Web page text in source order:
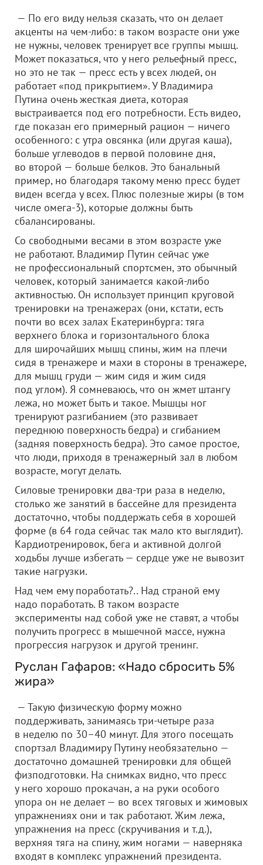
— По его виду нельзя сказать, что он делает
акценты на чем-либо: в таком возрасте они уже
не нужны, человек тренирует все группы мышц.
Может показаться, что у него рельефный пресс,
но это не так — пресс есть у всех людей, он
работает «под прикрытием». У Владимира
Путина очень жесткая диета, которая
выстраивается под его потребности. Есть видео,
где показан его примерный рацион — ничего
особенного: с утра овсянка (или другая каша),
больше углеводов в первой половине дня,
во второй — больше белков. Это банальный
пример, но благодаря такому меню пресс будет
виден всегда у всех. Плюс полезные жиры (в том
числе омега-3), которые должны быть
сбалансированы.
Со свободными весами в этом возрасте уже
не работают. Владимир Путин сейчас уже
не профессиональный спортсмен, это обычный
человек, который занимается какой-либо
активностью. Он использует принцип круговой
тренировки на тренажерах (они, кстати, есть
почти во всех залах Екатеринбурга: тяга
верхнего блока и горизонтального блока
для широчайших мышц спины, жим на плечи
сидя в тренажере и махи в стороны в тренажере,
для мышц груди — жим сидя и жим сидя
под углом). Я сомневаюсь, что он жмет штангу
лежа, но может быть и такое. Мышцы ног
тренируют разгибанием (это развивает
переднюю поверхность бедра) и сгибанием
(задняя поверхность бедра). Это самое простое,
что люди, приходя в тренажерный зал в любом
возрасте, могут делать.
Силовые тренировки два-три раза в неделю,
столько же занятий в бассейне для президента
достаточно, чтобы поддержать себя в хорошей
форме (в 64 года сейчас так мало кто выглядит).
Кардиотренировок, бега и активной долгой
ходьбы лучше избегать — сердце уже не вывозит
такие нагрузки.
Над чем ему поработать?.. Над страной ему
надо поработать. В таком возрасте
эксперименты над собой уже не ставят, а чтобы
получить прогресс в мышечной массе, нужна
прогрессия нагрузок и другой тренинг.
Руслан Гафаров: «Надо сбросить 5%
жира»
— Такую физическую форму можно
поддерживать, занимаясь три-четыре раза
в неделю по 30–40 минут. Для этого посещать
спортзал Владимиру Путину необязательно —
достаточно домашней тренировки для общей
физподготовки. На снимках видно, что пресс
у него хорошо прокачан, а на руки особого
упора он не делает — во всех тяговых и жимовых
упражнениях они и так работают. Жим лежа,
упражнения на пресс (скручивания и т.д.),
верхняя тяга на спину, жим ногами — наверняка
входят в комплекс упражнений президента.